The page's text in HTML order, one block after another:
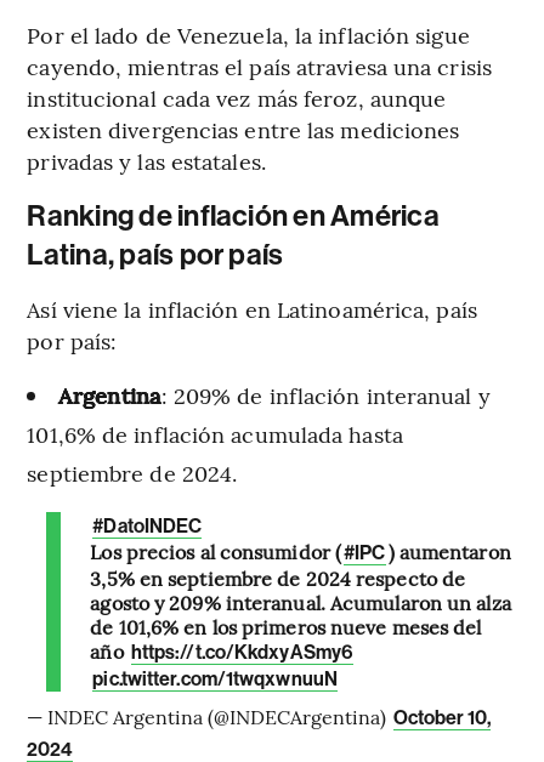
Por el lado de Venezuela, la inflación sigue
cayendo, mientras el país atraviesa una crisis
institucional cada vez más feroz, aunque
existen divergencias entre las mediciones
privadas y las estatales.
Ranking de inflación en América
Latina, país por país
Así viene la inflación en Latinoamérica, país
por país:
Argentina: 209% de inflación interanual y
101,6% de inflación acumulada hasta
septiembre de 2024.
#DatoINDEC
Los precios al consumidor (#IPC) aumentaron
3,5% en septiembre de 2024 respecto de
agosto y 209% interanual. Acumularon un alza
de 101,6% en los primeros nueve meses del
año https://t.co/KkdxyASmy6
pic.twitter.com/1twqxwnuuN
— INDEC Argentina (@INDECArgentina) October 10,
2024